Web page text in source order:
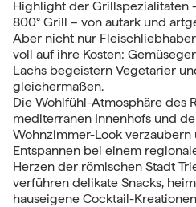
Highlight der Grillspezialitäten
800° Grill – von autark und
Aber nicht nur
voll auf ihre Kosten:
Lachs begeistern Vegetarier
gleichermaßen.
Die Wohlfühl-Atmosphäre des
mediterranen Innenhofs und
Wohnzimmer-Look verzaubern
Entspannen bei einem
Herzen der römischen Stadt
verführen delikate Snacks,
hauseigene Cocktail-